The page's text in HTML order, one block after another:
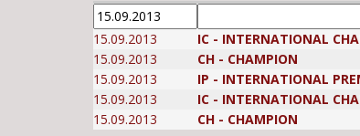
15.09.2013 IC - INTERNATIONAL
15.09.2013
CH - CHAMPION
15.09.2013
IP - INTERNATIONAL
15.09.2013
IC - INTERNATIONAL
15.09.2013
CH - CHAMPION